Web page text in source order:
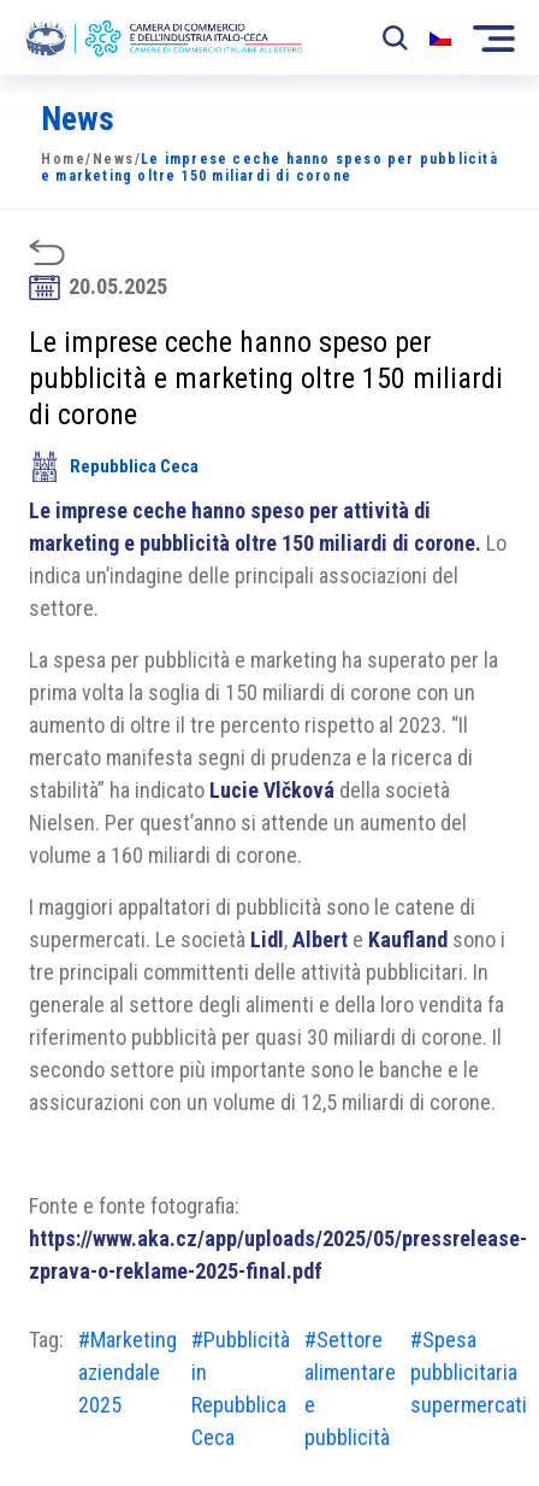
La Camera
News
Sviluppo Mercato
Soci
Partner
Area riservata
News
Home/ News/ Le imprese ceche hanno speso per pubblicità
e marketing oltre 150 miliardi di corone
20.05.2025
Le imprese ceche hanno speso per
pubblicità e marketing oltre 150 miliardi
di corone
Repubblica Ceca
Le imprese ceche hanno speso per attività di
marketing e pubblicità oltre 150 miliardi di corone. Lo
indica un’indagine delle principali associazioni del
settore.
La spesa per pubblicità e marketing ha superato per la
prima volta la soglia di 150 miliardi di corone con un
aumento di oltre il tre percento rispetto al 2023. “Il
mercato manifesta segni di prudenza e la ricerca di
stabilità” ha indicato Lucie Vlčková della società
Nielsen. Per quest’anno si attende un aumento del
volume a 160 miliardi di corone.
I maggiori appaltatori di pubblicità sono le catene di
supermercati. Le società Lidl ,Albert e Kaufland sono i
tre principali committenti delle attività pubblicitari. In
generale al settore degli alimenti e della loro vendita fa
riferimento pubblicità per quasi 30 miliardi di corone. Il
secondo settore più importante sono le banche e le
assicurazioni con un volume di 12,5 miliardi di corone.
Fonte e fonte fotografia:
https://www.aka.cz/app/uploads/2025/05/pressrelease-
zprava-o-reklame-2025-final.pdf
Tag:
#Marketing
aziendale
2025
#Pubblicità
in
Repubblica
Ceca
#Settore
alimentare
e
pubblicità
#Spesa
pubblicitaria
supermercati